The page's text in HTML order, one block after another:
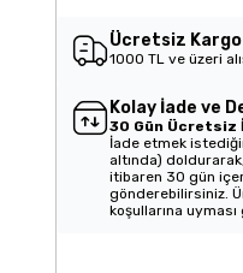
Ücretsiz Kargo
1000 TL ve üzeri
Kolay İade ve
30 Gün Ücretsiz
İade etmek
altında)
itibaren 30 gün
gönderebilirsiniz.
koşullarına